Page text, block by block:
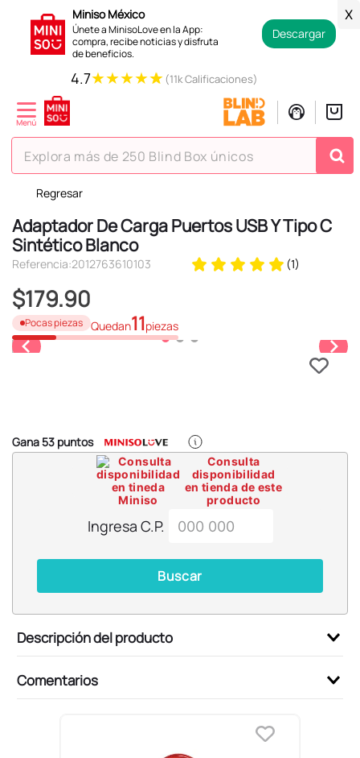
Miniso México
Únete a MinisoLove en la App:
compra, recibe noticias y disfruta
de beneficios.
Descargar
X
4.7★★★★★ (11k Calificaciones)
Explora más de 250 Blind Box únicos
Regresar
Adaptador De Carga Puertos USB Y Tipo C
Sintético Blanco
Referencia:2012763610103 (1)
$179.90
Pocas piezas Quedan11piezas
Gana53 puntos
Consulta
disponibilidad
en tienda de este
producto
Ingresa C.P.
Buscar
Descripción del producto
Comentarios
TÉRMINOS MÁS BUSCADOS
1.
hello kitty
2.
spiderman
4
osito cariñosito
5.
llaveros
9.
chiikawas
cosmetiquera